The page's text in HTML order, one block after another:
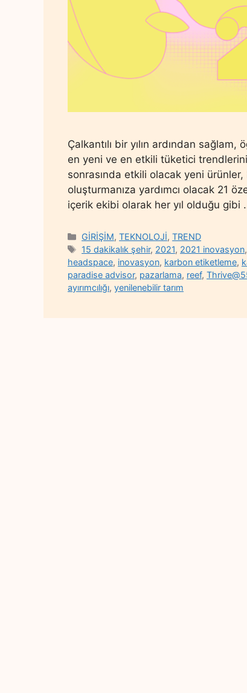
Çalkantılı bir yılın ardından
en yeni ve en etkili tüketici
sonrasında etkili olacak yeni
oluşturmanıza yardımcı olacak 21
içerik ekibi olarak her yıl olduğu gibi
Categories
GİRİŞİM,TEKNOLOJİ,TREND
Tags
15 dakikalık şehir, 2021, 2021 inovasyon,
headspace, inovasyon, karbon etiketleme,
paradise advisor, pazarlama, reef,
ayırımcılığı, yenilenebilir tarım